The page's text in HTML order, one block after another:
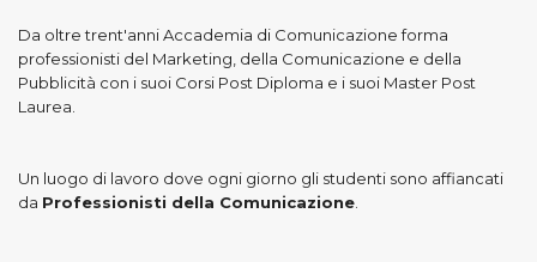
Da oltre trent'anni Accademia di Comunicazione forma
professionisti del Marketing, della Comunicazione e della
Pubblicità con i suoi Corsi Post Diploma e i suoi Master Post
Laurea.
Un luogo di lavoro dove ogni giorno gli studenti sono affiancati
da Professionisti della Comunicazione